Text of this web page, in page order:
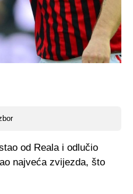
od Reala i odlučio
najveća zvijezda, što